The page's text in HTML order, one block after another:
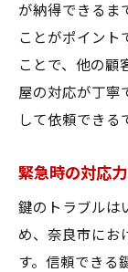
が納得できるま
ことがポイント
ことで、他の顧
屋の対応が丁寧
して依頼できる
緊急時の対応
鍵のトラブルは
め、奈良市にお
す。信頼できる